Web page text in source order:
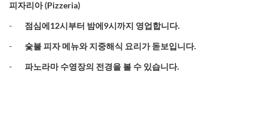
피자리아(Pizzeria)
- 점심에 12시부터 밤에 9시까지 영업합니다.
- 숯불피자메뉴와 지중해식 요리가 돋보입니다.
- 파노라마 수영장의 전경을 볼 수 있습니다.